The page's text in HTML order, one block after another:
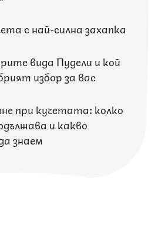
с най-силна захапка
вида Пудели и кой
избор за вас
при кучетата: колко
и какво
знаем